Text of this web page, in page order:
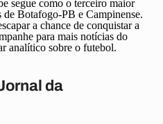
segue como o terceiro maior
de Botafogo-PB e Campinense.
a chance de conquistar a
para mais notícias do
analítico sobre o futebol.
da